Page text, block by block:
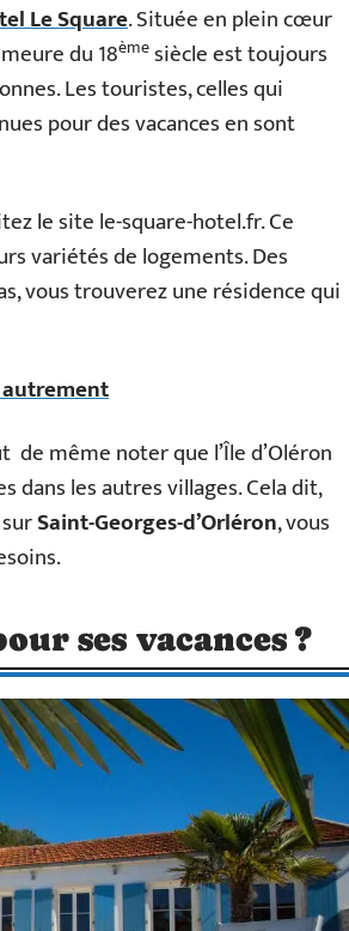
Le Square. Située en plein cœur
du 18èmesiècle est toujours
Les touristes, celles qui
pour des vacances en sont
le site le-square-hotel.fr. Ce
variétés de logements. Des
vous trouverez une résidence qui
autrement
même noter que l’Île d’Oléron
les autres villages. Cela dit,
Saint-Georges-d’Orléron, vous
ses vacances ?